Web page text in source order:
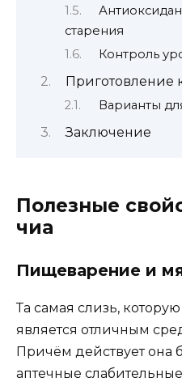
старения
Контроль
Приготовление
Варианты
Заключение
Полезные
чиа
Пищеварение и
Та самая слизь,
является отличным
Причём действует она
аптечные